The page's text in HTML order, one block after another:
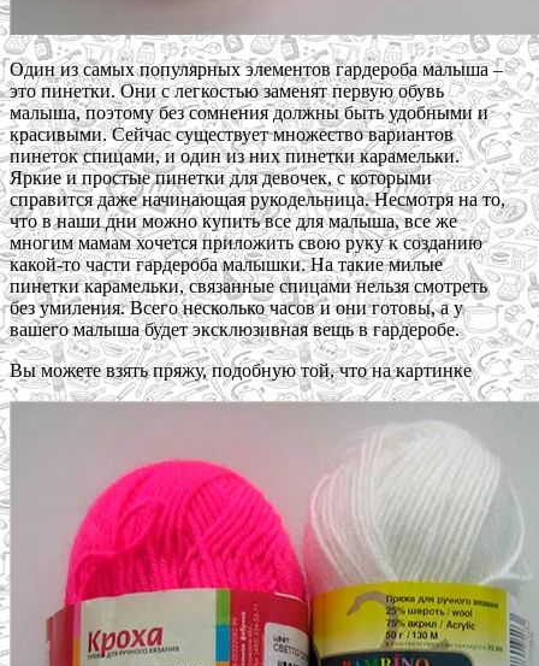
Один из самых популярных элементов гардероба малыша –
это пинетки. Они с легкостью заменят первую обувь
малыша, поэтому без сомнения должны быть удобными и
красивыми. Сейчас существует множество вариантов
пинеток спицами, и один из них пинетки карамельки.
Яркие и простые пинетки для девочек, с которыми
справится даже начинающая рукодельница. Несмотря на то,
что в наши дни можно купить все для малыша, все же
многим мамам хочется приложить свою руку к созданию
какой-то части гардероба малышки. На такие милые
пинетки карамельки, связанные спицами нельзя смотреть
без умиления. Всего несколько часов и они готовы, а у
вашего малыша будет эксклюзивная вещь в гардеробе.
Вы можете взять пряжу, подобную той, что на картинке